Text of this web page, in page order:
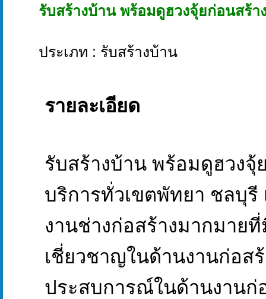
รับสร้างบ้าน พร้อมดูฮวงจุ้ยก่อนสร้
ประเภท : รับสร้างบ้าน
รายละเอียด
รับสร้างบ้าน พร้อมดูฮวงจุ้
บริการทั่วเขตพัทยา ชลบุรี
งานช่างก่อสร้างมากมาย
เชี่ยวชาญในด้านงานก่อส
ประสบการณ์ในด้านงานก่